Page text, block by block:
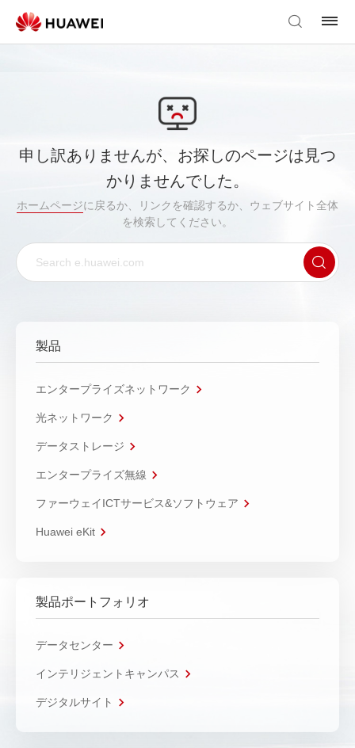
申し訳ありませんが、お探しのページは見つ
かりませんでした。
ホームページに戻るか、リンクを確認するか、ウェブサイト全体
を検索してください。
製品
エンタープライズネットワーク
光ネットワーク
データストレージ
エンタープライズ無線
ファーウェイICTサービス&ソフトウェア
Huawei eKit
製品ポートフォリオ
データセンター
インテリジェントキャンパス
デジタルサイト